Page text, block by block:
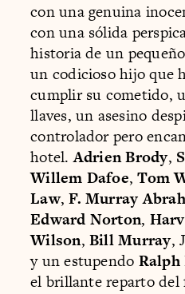
con una genuina
con una sólida
historia de un
un codicioso hijo que
cumplir su cometido,
llaves, un asesino
controlador pero
hotel.Adrien Brody,
Willem Dafoe,Tom
Law,F. Murray
Edward Norton,
Wilson, Bill Murray,
y un estupendo Ralph
el brillante reparto del